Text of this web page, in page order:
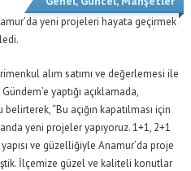
yeni projeleri hayata geçirmek
alım satımı ve değerlemesi ile
yaptığı açıklamada,
“Bu açığın kapatılması için
yeni projeler yapıyoruz. 1+1, 2+1
ve güzelliğiyle Anamur’da proje
İlçemize güzel ve kaliteli konutlar